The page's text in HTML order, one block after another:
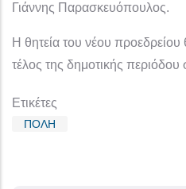
Γιάννης Παρασκευόπουλος.
Η θητεία του νέου προεδρείου
τέλος της δημοτικής
Ετικέτες
ΠΟΛΗ